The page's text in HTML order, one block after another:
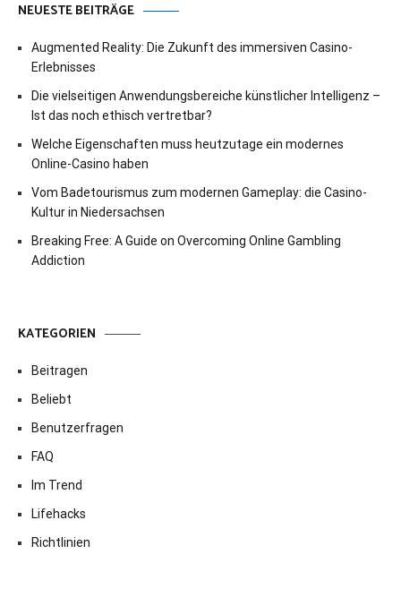
NEUESTE BEITRÄGE
Augmented Reality: Die Zukunft des immersiven Casino-
Erlebnisses
Die vielseitigen Anwendungsbereiche künstlicher Intelligenz –
Ist das noch ethisch vertretbar?
Welche Eigenschaften muss heutzutage ein modernes
Online-Casino haben
Vom Badetourismus zum modernen Gameplay: die Casino-
Kultur in Niedersachsen
Breaking Free: A Guide on Overcoming Online Gambling
Addiction
KATEGORIEN
Beitragen
Beliebt
Benutzerfragen
FAQ
Im Trend
Lifehacks
Richtlinien